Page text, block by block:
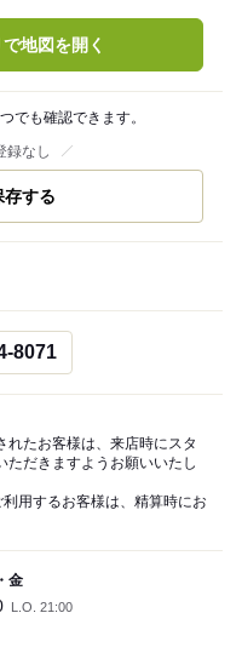
地図を開く
でも確認できます。
録なし
存する
8071
たお客様は、来店時にスタ
ただきますようお願いいたし
用するお客様は、精算時にお
金
L.O. 21:00